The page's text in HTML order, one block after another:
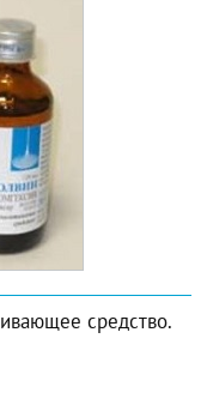
средство.